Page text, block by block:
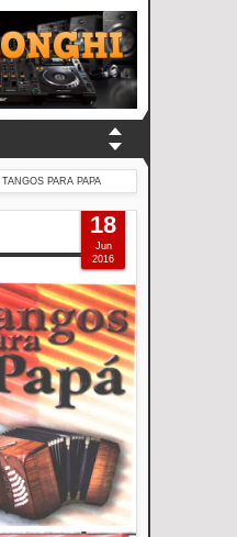
TANGOS PARA PAPA
18
Jun
2016